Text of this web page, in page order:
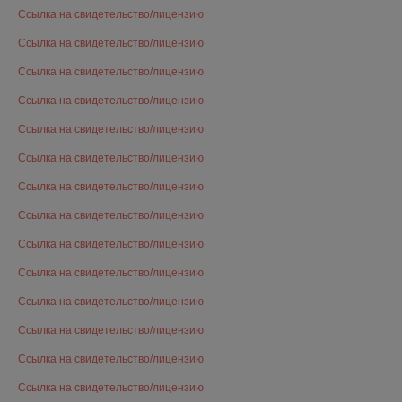
Ссылка на свидетельство/лицензию
Ссылка на свидетельство/лицензию
Ссылка на свидетельство/лицензию
Ссылка на свидетельство/лицензию
Ссылка на свидетельство/лицензию
Ссылка на свидетельство/лицензию
Ссылка на свидетельство/лицензию
Ссылка на свидетельство/лицензию
Ссылка на свидетельство/лицензию
Ссылка на свидетельство/лицензию
Ссылка на свидетельство/лицензию
Ссылка на свидетельство/лицензию
Ссылка на свидетельство/лицензию
Ссылка на свидетельство/лицензию